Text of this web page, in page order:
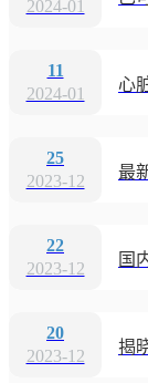
2024-01
11
2024-01
25
2023-12
最
22
2023-12
20
2023-12
揭